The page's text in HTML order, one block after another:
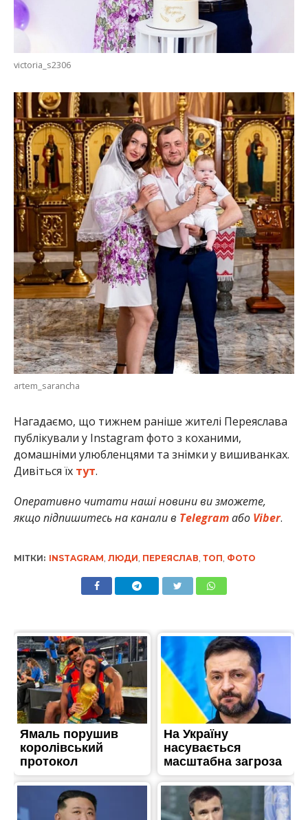
victoria_s2306
artem_sarancha
Нагадаємо, що тижнем раніше жителі Переяслава
публікували у Instagram фото з коханими,
домашніми улюбленцями та знімки у вишиванках.
Дивіться їх тут.
Оперативно читати наші новини ви зможете,
якщо підпишитесь на канали в Telegramабо Viber.
МІТКИ: INSTAGRAM, ЛЮДИ, ПЕРЕЯСЛАВ, ТОП, ФОТО